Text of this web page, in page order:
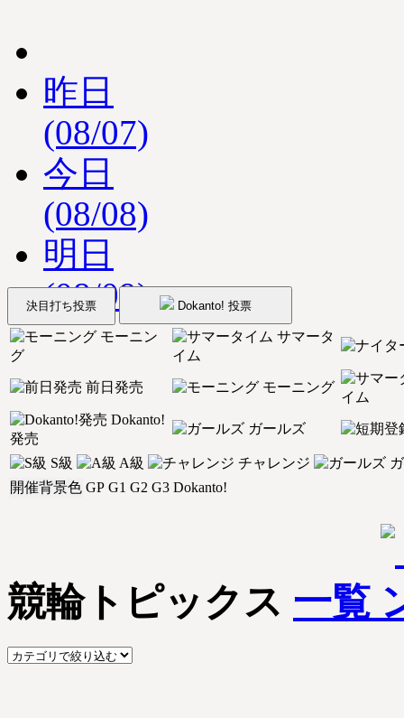
昨日
(08/07)
今日
(08/08)
明日
(08/09)
決目打ち投票 Dokanto! 投票
モーニン
グ
サマータ
イム
前日発売 モーニング
イム
Dokanto!
発売
ガールズ
S級 A級 チャレンジ
開催背景色 GP G1 G2 G3 Dokanto!
競輪トピックス 一覧